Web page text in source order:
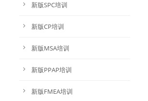
新版SPC培训
新版CP培训
新版MSA培训
新版PPAP培训
新版FMEA培训